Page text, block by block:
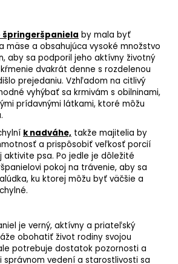
by mala byť
mäse a obsahujúca vysoké množstvo
aby sa podporil jeho aktívny životný
dvakrát denne s rozdelenou
prejedaniu. Vzhľadom na citlivý
vyhýbať sa krmivám s obilninami,
prídavnými látkami, ktoré môžu
k nadváhe, takže majitelia by
a prispôsobiť veľkosť porcií
psa. Po jedle je dôležité
pokoj na trávenie, aby sa
ku ktorej môžu byť väčšie a
je verný, aktívny a priateľský
obohatiť život rodiny svojou
potrebuje dostatok pozornosti a
správnom vedení a starostlivosti sa